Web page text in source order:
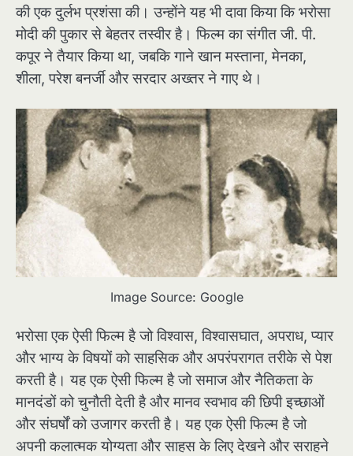
की एक दुर्लभ प्रशंसा की। उन्होंने यह भी दावा किया कि भरोसा
मोदी की पुकार से बेहतर तस्वीर है। फिल्म का संगीत जी. पी.
कपूर ने तैयार किया था, जबकि गाने खान मस्ताना, मेनका,
शीला, परेश बनर्जी और सरदार अख्तर ने गाए थे।
Image Source: Google
भरोसा एक ऐसी फिल्म है जो विश्वास, विश्वासघात, अपराध, प्यार
और भाग्य के विषयों को साहसिक और अपरंपरागत तरीके से पेश
करती है। यह एक ऐसी फिल्म है जो समाज और नैतिकता के
मानदंडों को चुनौती देती है और मानव स्वभाव की छिपी इच्छाओं
और संघर्षों को उजागर करती है। यह एक ऐसी फिल्म है जो
अपनी कलात्मक योग्यता और साहस के लिए देखने और सराहने